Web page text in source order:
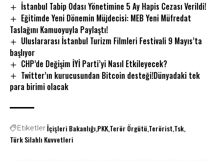
İstanbul Tabip Odası Yönetimine 5 Ay Hapis Cezası Verildi!
Eğitimde Yeni Dönemin Müjdecisi: MEB Yeni Müfredat
Taslağını Kamuoyuyla Paylaştı!
Uluslararası İstanbul Turizm Filmleri Festivali 9 Mayıs’ta
başlıyor
CHP’de Değişim İYİ Parti’yi Nasıl Etkileyecek?
Twitter’ın kurucusundan Bitcoin desteği!Dünyadaki tek
para birimi olacak
Etiketlerİçişleri Bakanlığı PKKTerör Örgütü Terörist Tsk
Türk Silahlı Kuvvetleri